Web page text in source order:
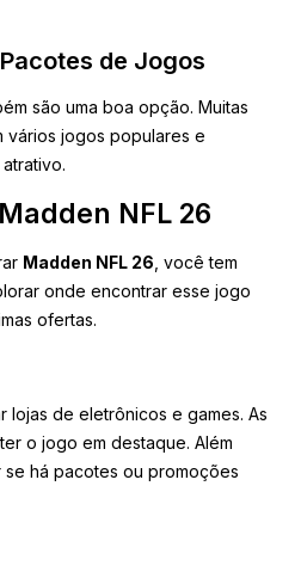
de Jogos
são uma boa opção. Muitas
vários jogos populares e
NFL 26
Madden NFL 26 , você tem
onde encontrar esse jogo
ofertas.
lojas de eletrônicos e games. As
o jogo em destaque. Além
há pacotes ou promoções